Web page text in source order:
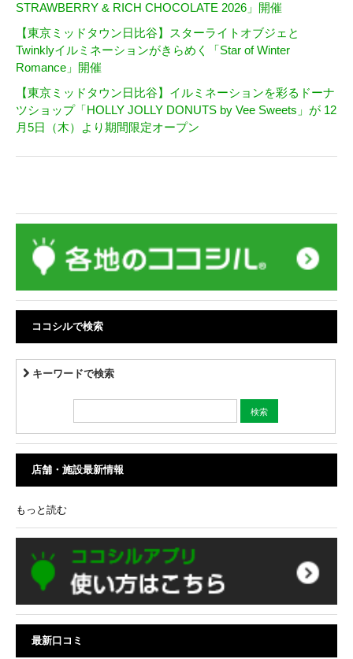
STRAWBERRY & RICH CHOCOLATE 2026」開催
【東京ミッドタウン日比谷】スターライトオブジェと
Twinklyイルミネーションがきらめく「Star of Winter
Romance」開催
【東京ミッドタウン日比谷】イルミネーションを彩るドーナ
ツショップ「HOLLY JOLLY DONUTS by Vee Sweets」が 12
月5日（木）より期間限定オープン
ココシルで検索
キーワードで検索
店舗・施設最新情報
もっと読む
最新口コミ